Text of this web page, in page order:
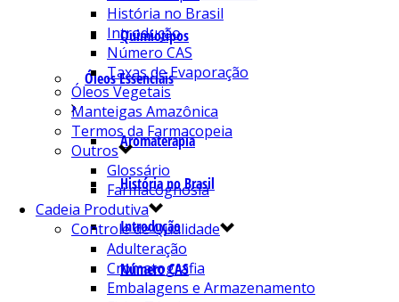
Quimiotipos
Óleos Essenciais
Aromaterapia
História no Brasil
Introdução
Número CAS
História no Brasil
Introdução
Número CAS
Taxas de Evaporação
Óleos Vegetais
Manteigas Amazônica
Termos da Farmacopeia
Outros
Glossário
Farmacognosia
Cadeia Produtiva
Controle de Qualidade
Adulteração
Cromatografia
Embalagens e Armazenamento